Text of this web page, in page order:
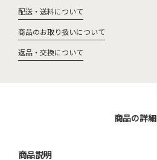
配送・送料について
商品のお取り扱いについて
返品・交換について
商品の詳細
商品説明